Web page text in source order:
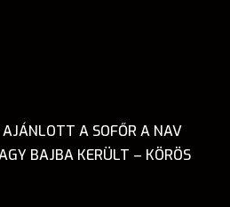
A SOFŐR A NAV
BAJBA KERÜLT – KÖRÖS